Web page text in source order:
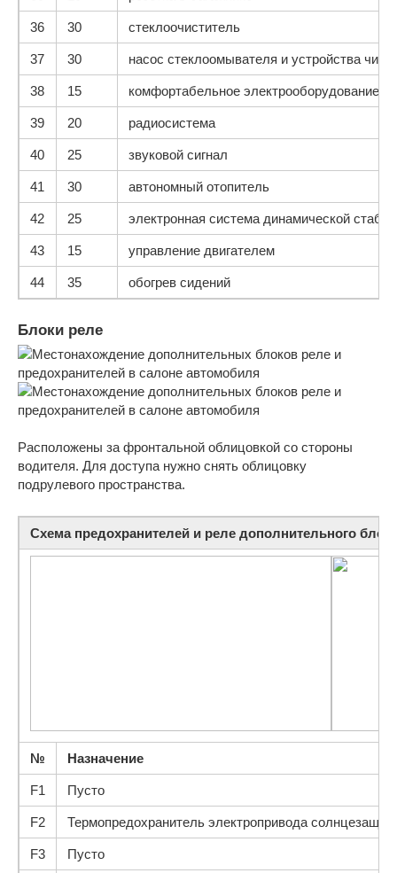
36 30 стеклоочиститель
37 30 насос стеклоомывателя и устройства
38 15 комфортабельное электрооборудование
39 20 радиосистема
40 25 звуковой сигнал
41 30 автономный отопитель
42 25 электронная система динамической
43 15 управление двигателем
44 35 обогрев сидений
Блоки реле
Расположены за фронтальной облицовкой со стороны
водителя. Для доступа нужно снять облицовку
подрулевого пространства.
Схема предохранителей и реле дополнительного
№ Назначение
F1 Пусто
F2 Термопредохранитель электропривода
F3 Пусто